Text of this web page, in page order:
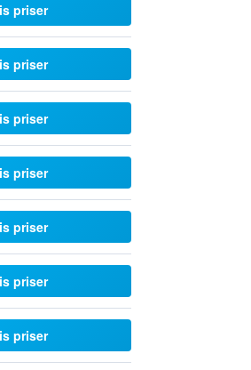
priser
priser
priser
priser
priser
priser
priser